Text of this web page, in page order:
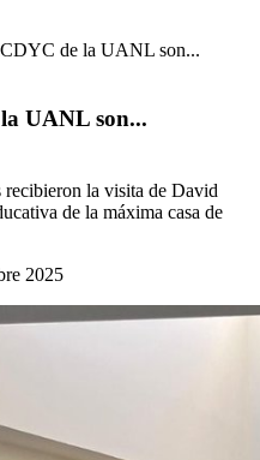
de la UANL son...
UANL son...
recibieron la visita de David
de la máxima casa de
2025